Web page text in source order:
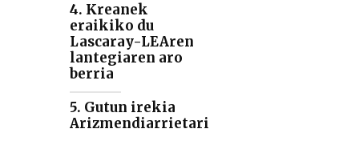
4. Kreanek
eraikiko du
Lascaray-LEAren
lantegiaren aro
berria
5. Gutun irekia
Arizmendiarrietari